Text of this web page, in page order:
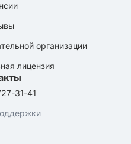
организации
лицензия
31-41